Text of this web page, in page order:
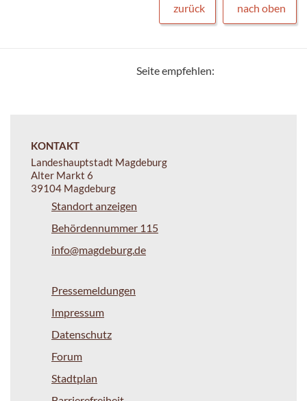
zurück nach oben
Seite empfehlen:
KONTAKT
Landeshauptstadt Magdeburg
Alter Markt 6
39104 Magdeburg
Standort anzeigen
Behördennummer 115
info@magdeburg.de
Pressemeldungen
Impressum
Datenschutz
Forum
Stadtplan